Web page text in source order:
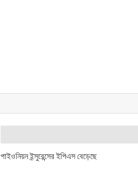
পাইওনিয়ন ইন্সুরেন্সের ইপিএস বেড়েছে